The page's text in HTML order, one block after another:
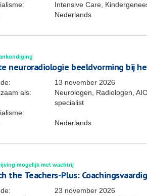
Intensive Care,
Nederlands
neuroradiologie beeldvorming bij
13 november 2026
als:
Neurologen, Radiologen,
specialist
Nederlands
mogelijk met wachtrij
the Teachers-Plus:
23 november 2026